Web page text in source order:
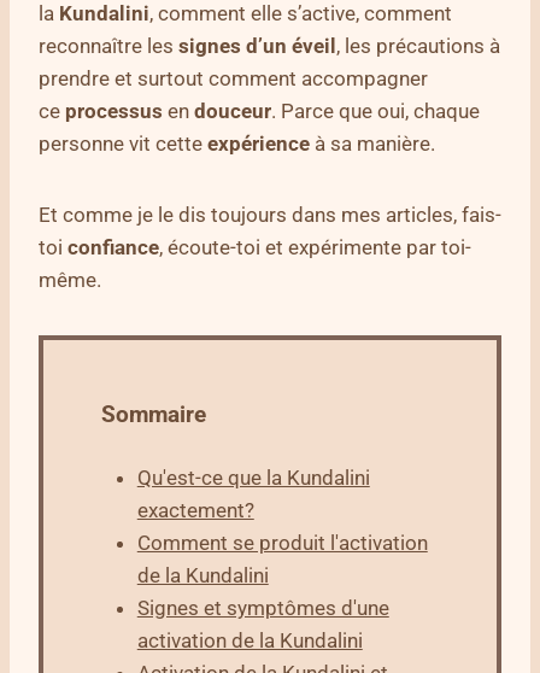
la Kundalini, comment elle s’active, comment
reconnaître les signes d’un éveil , les précautions à
prendre et surtout comment accompagner
ce processus en douceur. Parce que oui, chaque
personne vit cette expérience à sa manière.
Et comme je le dis toujours dans mes articles, fais-
toi confiance, écoute-toi et expérimente par toi-
même.
Sommaire
Qu'est-ce que la Kundalini
exactement?
Comment se produit l'activation
de la Kundalini
Signes et symptômes d'une
activation de la Kundalini